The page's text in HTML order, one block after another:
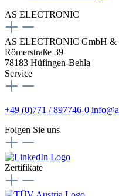
AS ELECTRONIC
AS ELECTRONIC GmbH &
Römerstraße 39
78183 Hüfingen-Behla
Service
+49 (0)771 / 897746-0
Folgen Sie uns
Zertifikate